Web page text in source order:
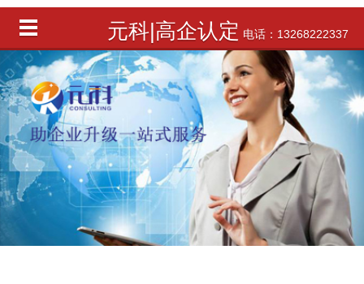
元科|高企认定 电话：13268222337